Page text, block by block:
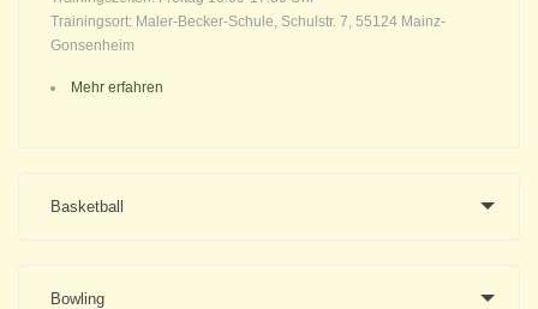
Trainingsort: Maler-Becker-Schule, Schulstr. 7, 55124 Mainz-
Gonsenheim
Mehr erfahren
Basketball
Bowling